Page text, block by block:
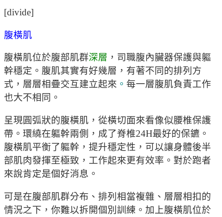
[divide]
腹橫肌
腹橫肌位於腹部肌群深層 ，司職腹內臟器保護與軀
幹穩定 。 腹肌其實有好幾層，有著不同的排列方
式，層層相疊交互建立起來 。 每一層腹肌負責工作
也大不相同。
呈現圓弧狀的腹橫肌，從橫切面來看像似腰椎保護
帶。環繞在軀幹兩側，成了脊椎24H最好的保鑣。
腹橫肌平衡了軀幹，提升穩定性，可以讓身體後半
部肌肉發揮至極致，工作起來更有效率。對於跑者
來說肯定是個好消息。
可是在腹部肌群分布、排列相當複雜、層層相扣的
情況之下，你難以拆開個別訓練。加上腹橫肌位於